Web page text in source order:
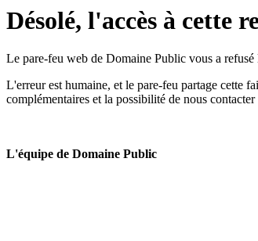
Désolé, l'accès à cette
Le pare-feu web de Domaine Public vous a refusé
L'erreur est humaine, et le pare-feu partage cette
complémentaires et la possibilité de nous
L'équipe de Domaine Public